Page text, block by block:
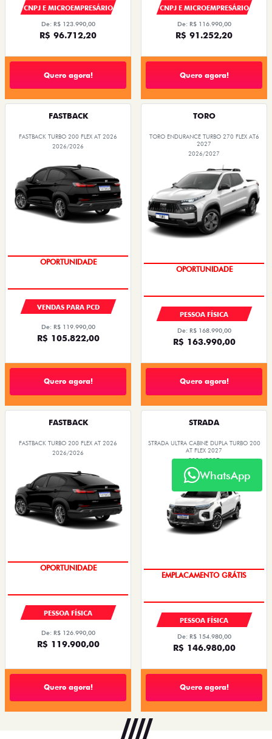
CNPJ E MICROEMPRESÁRIO
De: R$ 123.990,00
R$ 96.712,20
Quero agora!
CNPJ E MICROEMPRESÁRIO
De: R$ 116.990,00
R$ 91.252,20
Quero agora!
FASTBACK
FASTBACK TURBO 200 FLEX AT 2026
2026/2026
VENDAS PARA PCD
De: R$ 119.990,00
R$ 105.822,00
Quero agora!
TORO
TORO ENDURANCE TURBO 270 FLEX AT6
2027
2026/2027
PESSOA FÍSICA
De: R$ 168.990,00
R$ 163.990,00
Quero agora!
FASTBACK
FASTBACK TURBO 200 FLEX AT 2026
2026/2026
OPORTUNIDADE
PESSOA FÍSICA
De: R$ 126.990,00
R$ 119.900,00
Quero agora!
STRADA
STRADA ULTRA CABINE DUPLA TURBO 200
AT FLEX 2027
2026/2027
PESSOA FÍSICA
De: R$ 154.980,00
R$ 146.980,00
Quero agora!
WhatsApp